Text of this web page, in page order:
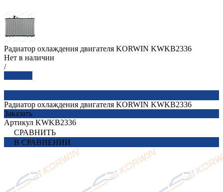
Радиатор охлаждения двигателя KORWIN KWKB2336
Нет в наличии
/
Радиатор охлаждения двигателя KORWIN KWKB2336
Заказать
Артикул KWKB2336
СРАВНИТЬ
В СРАВНЕНИИ